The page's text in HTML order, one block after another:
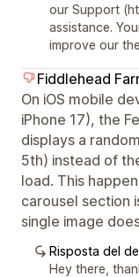
our Support
assistance.
improve our
Fiddlehead
On iOS mobile
iPhone 17), the
displays a
5th) instead of
load. This
carousel section
single image
Risposta del
Hey there,